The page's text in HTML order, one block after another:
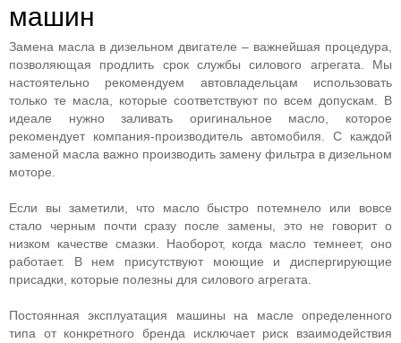
машин
Замена масла в дизельном двигателе – важнейшая процедура,
позволяющая продлить срок службы силового агрегата. Мы
настоятельно рекомендуем автовладельцам использовать
только те масла, которые соответствуют по всем допускам. В
идеале нужно заливать оригинальное масло, которое
рекомендует компания-производитель автомобиля. С каждой
заменой масла важно производить замену фильтра в дизельном
моторе.
Если вы заметили, что масло быстро потемнело или вовсе
стало черным почти сразу после замены, это не говорит о
низком качестве смазки. Наоборот, когда масло темнеет, оно
работает. В нем присутствуют моющие и диспергирующие
присадки, которые полезны для силового агрегата.
Постоянная эксплуатация машины на масле определенного
типа от конкретного бренда исключает риск взаимодействия